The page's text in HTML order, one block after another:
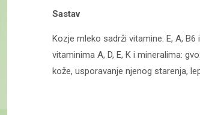
Sastav
Kozje mleko sadrži vitamine: E, A,
vitaminima A, D, E, K i mineralima:
kože, usporavanje njenog starenja,